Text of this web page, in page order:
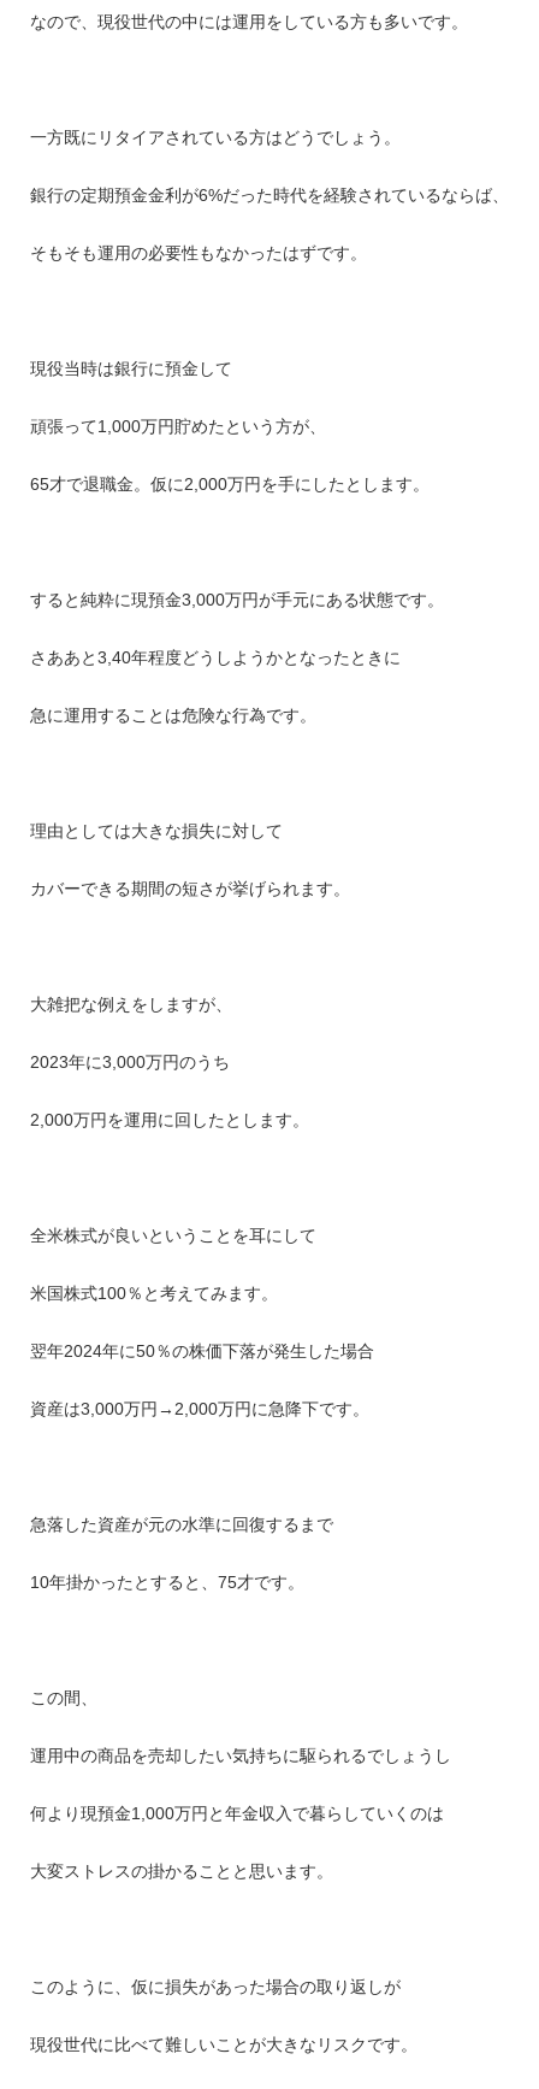
なので、現役世代の中には運用をしている方も多いです。
一方既にリタイアされている方はどうでしょう。
銀行の定期預金金利が6%だった時代を経験されているならば、
そもそも運用の必要性もなかったはずです。
現役当時は銀行に預金して
頑張って1,000万円貯めたという方が、
65才で退職金。仮に2,000万円を手にしたとします。
すると純粋に現預金3,000万円が手元にある状態です。
さああと3,40年程度どうしようかとなったときに
急に運用することは危険な行為です。
理由としては大きな損失に対して
カバーできる期間の短さが挙げられます。
大雑把な例えをしますが、
2023年に3,000万円のうち
2,000万円を運用に回したとします。
全米株式が良いということを耳にして
米国株式100％と考えてみます。
翌年2024年に50％の株価下落が発生した場合
資産は3,000万円→2,000万円に急降下です。
急落した資産が元の水準に回復するまで
10年掛かったとすると、75才です。
この間、
運用中の商品を売却したい気持ちに駆られるでしょうし
何より現預金1,000万円と年金収入で暮らしていくのは
大変ストレスの掛かることと思います。
このように、仮に損失があった場合の取り返しが
現役世代に比べて難しいことが大きなリスクです。